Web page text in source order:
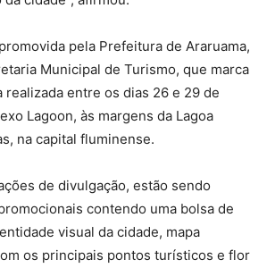
pela Prefeitura de Araruama,
Municipal de Turismo, que marca
realizada entre os dias 26 e 29 de
Lagoon, às margens da Lagoa
, na capital fluminense.
de divulgação, estão sendo
contendo uma bolsa de
visual da cidade, mapa
os principais pontos turísticos e flor